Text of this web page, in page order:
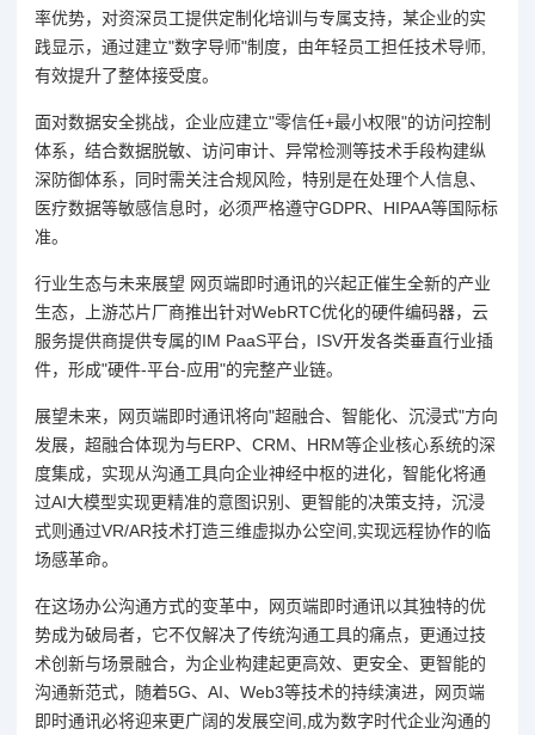
率优势，对资深员工提供定制化培训与专属支持，某企业的实
践显示，通过建立"数字导师"制度，由年轻员工担任技术导师,
有效提升了整体接受度。
面对数据安全挑战，企业应建立"零信任+最小权限"的访问控制
体系，结合数据脱敏、访问审计、异常检测等技术手段构建纵
深防御体系，同时需关注合规风险，特别是在处理个人信息、
医疗数据等敏感信息时，必须严格遵守GDPR、HIPAA等国际标
准。
行业生态与未来展望 网页端即时通讯的兴起正催生全新的产业
生态，上游芯片厂商推出针对WebRTC优化的硬件编码器，云
服务提供商提供专属的IM PaaS平台，ISV开发各类垂直行业插
件，形成"硬件-平台-应用"的完整产业链。
展望未来，网页端即时通讯将向"超融合、智能化、沉浸式"方向
发展，超融合体现为与ERP、CRM、HRM等企业核心系统的深
度集成，实现从沟通工具向企业神经中枢的进化，智能化将通
过AI大模型实现更精准的意图识别、更智能的决策支持，沉浸
式则通过VR/AR技术打造三维虚拟办公空间,实现远程协作的临
场感革命。
在这场办公沟通方式的变革中，网页端即时通讯以其独特的优
势成为破局者，它不仅解决了传统沟通工具的痛点，更通过技
术创新与场景融合，为企业构建起更高效、更安全、更智能的
沟通新范式，随着5G、AI、Web3等技术的持续演进，网页端
即时通讯必将迎来更广阔的发展空间,成为数字时代企业沟通的